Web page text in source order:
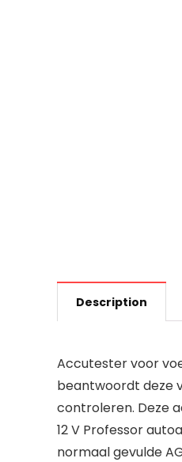
Description
Accutester voor
beantwoordt deze
controleren. Deze
12 V Professor
normaal gevulde